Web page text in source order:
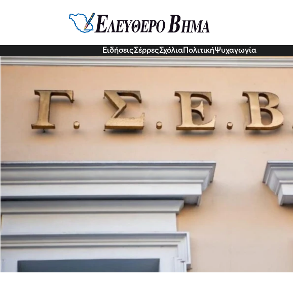
ΕιδήσειςΣέρρεςΣχόλια ΠολιτικήΨυχαγωγία
Έδωσαν οι μικρομεσαίες επιχειρήσεις
Τη δική τους απάντηση στην κυβέρνηση
eVima Serres Team30 Σεπ 2022, 15:03